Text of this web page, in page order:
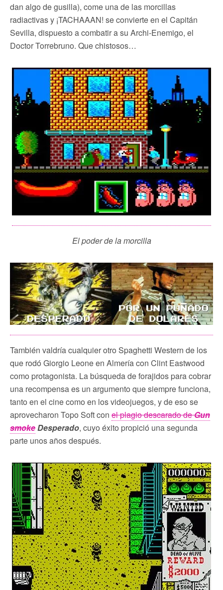
dan algo de gusilla), come una de las morcillas
radiactivas y ¡TACHAAAN! se convierte en el Capitán
Sevilla, dispuesto a combatir a su Archi-Enemigo, el
Doctor Torrebruno. Que chistosos…
El poder de la morcilla
También valdría cualquier otro Spaghetti Western de los
que rodó Giorgio Leone en Almería con Clint Eastwood
como protagonista. La búsqueda de forajidos para cobrar
una recompensa es un argumento que siempre funciona,
tanto en el cine como en los videojuegos, y de eso se
aprovecharon Topo Soft con el plagio descarado deGun
smokeDesperado, cuyo éxito propició una segunda
parte unos años después.